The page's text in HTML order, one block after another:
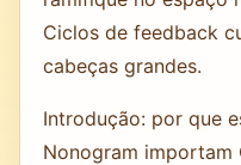
Ciclos de feedback
cabeças grandes.
Introdução: por que
Nonogram importam